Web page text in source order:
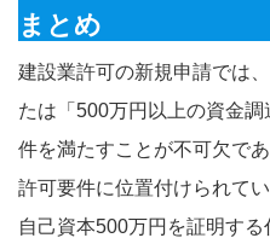
まとめ
建設業許可の新規申請では
たは「500万円以上の資金
件を満たすことが不可欠で
許可要件に位置付けられてい
自己資本500万円を証明す